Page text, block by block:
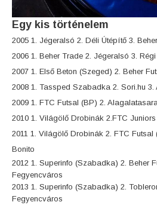
Egy kis történelem
2005 1. Jégeralsó 2. Déli Útépítő 3.
2006 1. Beher Trade 2. Jégeralsó 3.
2007 1. Első Beton (Szeged) 2. Beher
2008 1. Tassped Szabadka 2. Sori.hu 3.
2009 1. FTC Futsal (BP) 2.
2010 1. Világölő Drobinák 2.FTC
2011 1. Világölő Drobinák 2. FTC
Bonito
2012 1. Superinfo (Szabadka) 2. Beher
Fegyencváros
2013 1. Superinfo (Szabadka) 2.
Fegyencváros